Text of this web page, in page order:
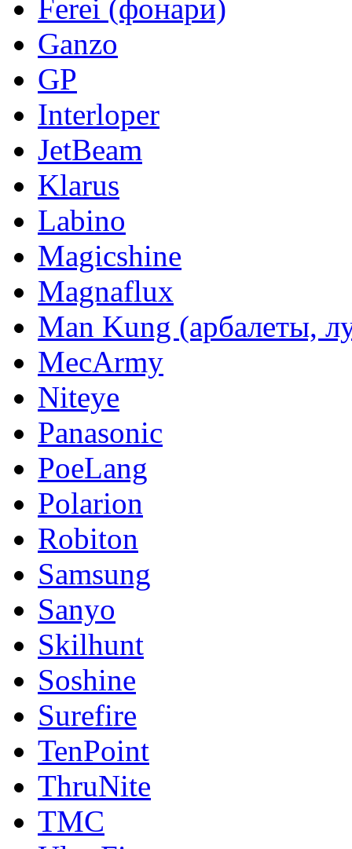
Ferei (фонари)
Ganzo
GP
Interloper
JetBeam
Klarus
Labino
Magicshine
Magnaflux
Man Kung (арбалеты,
MecArmy
Niteye
Panasonic
PoeLang
Polarion
Robiton
Samsung
Sanyo
Skilhunt
Soshine
Surefire
TenPoint
ThruNite
TMC